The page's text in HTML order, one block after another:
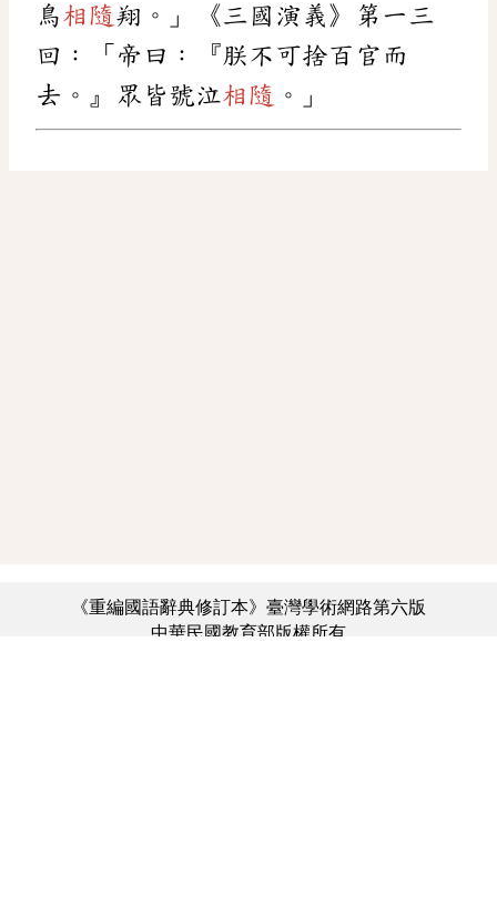
鳥相隨翔。」《三國演義》第一三
回：「帝曰：『朕不可捨百官而
去。』眾皆號泣相隨 。」
《重編國語辭典修訂本》臺灣學術網路第六版
中華民國教育部版權所有